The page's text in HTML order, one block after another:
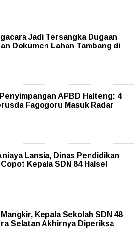
Jadi Tersangka Dugaan
Dokumen Lahan Tambang di
APBD Halteng: 4
Fagogoru Masuk Radar
Lansia, Dinas Pendidikan
Kepala SDN 84 Halsel
Mangkir, Kepala Sekolah SDN 48
Selatan Akhirnya Diperiksa